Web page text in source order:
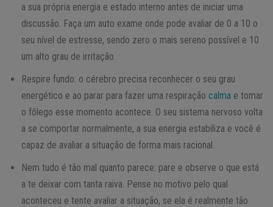
a sua própria energia e estado interno antes de iniciar uma
discussão. Faça um auto exame onde pode avaliar de 0 a 10 o
seu nível de estresse, sendo zero o mais sereno possível e 10
um alto grau de irritação.
Respire fundo: o cérebro precisa reconhecer o seu grau
energético e ao parar para fazer uma respiração calma e tomar
o fôlego esse momento acontece. O seu sistema nervoso volta
a se comportar normalmente, a sua energia estabiliza e você é
capaz de avaliar a situação de forma mais racional.
Nem tudo é tão mal quanto parece: pare e observe o que está
a te deixar com tanta raiva. Pense no motivo pelo qual
aconteceu e tente avaliar a situação, se ela é realmente tão